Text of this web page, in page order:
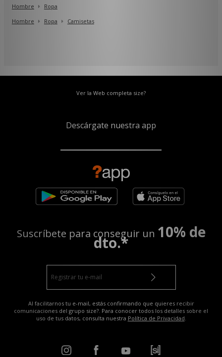
Hombre
Ropa
Hombre
Ropa Camisetas
Ver la Web completa size?
Descárgate nuestra app
Suscríbete para conseguir un 10% de
dto.*
Al facilitarnos tu e-mail, estás confirmando que quieres recibir
comunicaciones del grupo size?. Para conocer todos los detalles sobre el
uso de tus datos, consulta nuestra Política de Privacidad